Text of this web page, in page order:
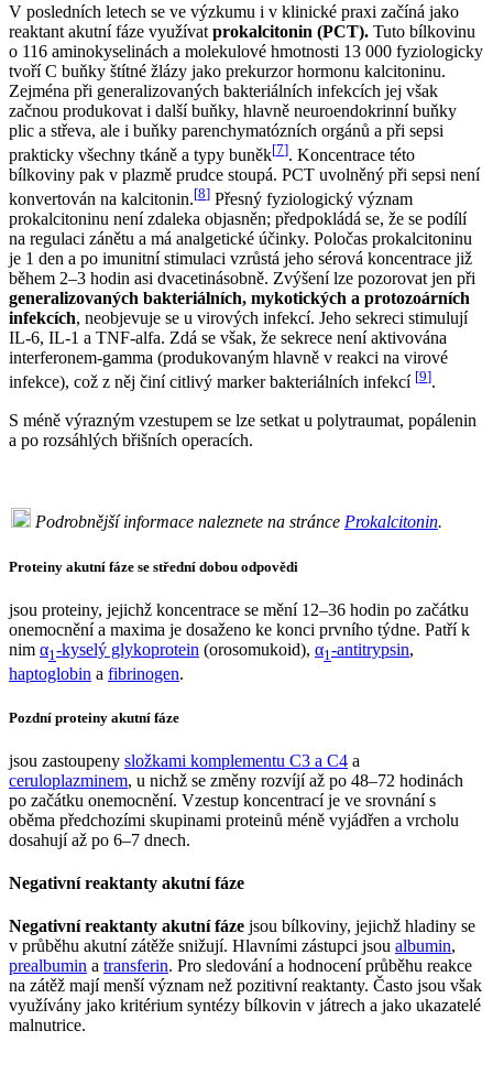
V posledních letech se ve výzkumu i v klinické praxi začíná jako
reaktant akutní fáze využívat prokalcitonin (PCT). Tuto bílkovinu
o 116 aminokyselinách a molekulové hmotnosti 13 000 fyziologicky
tvoří C buňky štítné žlázy jako prekurzor hormonu kalcitoninu.
Zejména při generalizovaných bakteriálních infekcích jej však
začnou produkovat i další buňky, hlavně neuroendokrinní buňky
plic a střeva, ale i buňky parenchymatózních orgánů a při sepsi
prakticky všechny tkáně a typy buněk[7]. Koncentrace této
bílkoviny pak v plazmě prudce stoupá. PCT uvolněný při sepsi není
konvertován na kalcitonin.[8] Přesný fyziologický význam
prokalcitoninu není zdaleka objasněn; předpokládá se, že se podílí
na regulaci zánětu a má analgetické účinky. Poločas prokalcitoninu
je 1 den a po imunitní stimulaci vzrůstá jeho sérová koncentrace již
během 2–3 hodin asi dvacetinásobně. Zvýšení lze pozorovat jen při
generalizovaných bakteriálních, mykotických a protozoárních
infekcích, neobjevuje se u virových infekcí. Jeho sekreci stimulují
IL-6, IL-1 a TNF-alfa. Zdá se však, že sekrece není aktivována
interferonem-gamma (produkovaným hlavně v reakci na virové
infekce), což z něj činí citlivý marker bakteriálních infekcí [9].
S méně výrazným vzestupem se lze setkat u polytraumat, popálenin
a po rozsáhlých břišních operacích.
Podrobnější informace naleznete na stránce Prokalcitonin.
Proteiny akutní fáze se střední dobou odpovědi
jsou proteiny, jejichž koncentrace se mění 12–36 hodin po začátku
onemocnění a maxima je dosaženo ke konci prvního týdne. Patří k
nim α1-kyselý glykoprotein (orosomukoid), α1-antitrypsin,
haptoglobin a fibrinogen.
Pozdní proteiny akutní fáze
jsou zastoupeny složkami komplementu C3 a C4 a
ceruloplazminem, u nichž se změny rozvíjí až po 48–72 hodinách
po začátku onemocnění. Vzestup koncentrací je ve srovnání s
oběma předchozími skupinami proteinů méně vyjádřen a vrcholu
dosahují až po 6–7 dnech.
Negativní reaktanty akutní fáze
Negativní reaktanty akutní fáze jsou bílkoviny, jejichž hladiny se
v průběhu akutní zátěže snižují. Hlavními zástupci jsou albumin,
prealbumin a transferin. Pro sledování a hodnocení průběhu reakce
na zátěž mají menší význam než pozitivní reaktanty. Často jsou však
využívány jako kritérium syntézy bílkovin v játrech a jako ukazatelé
malnutrice.